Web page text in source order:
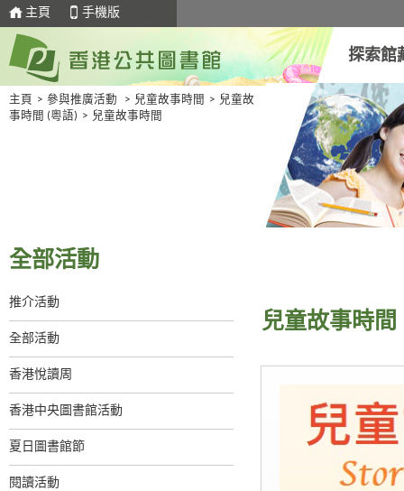
主頁 手機版
探索館
主頁 > 參與推廣活動 > 兒童故事時間 > 兒童故
事時間 (粵語) > 兒童故事時間
全部活動
推介活動
全部活動
香港悅讀周
香港中央圖書館活動
夏日圖書館節
閱讀活動
兒童故事時間